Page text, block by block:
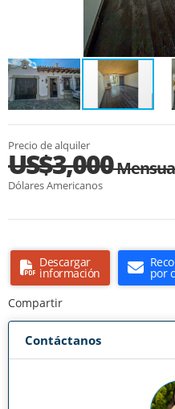
Precio de alquiler
US$3,000
Dólares Americanos
Descargar
información
por
Compartir
Contáctanos